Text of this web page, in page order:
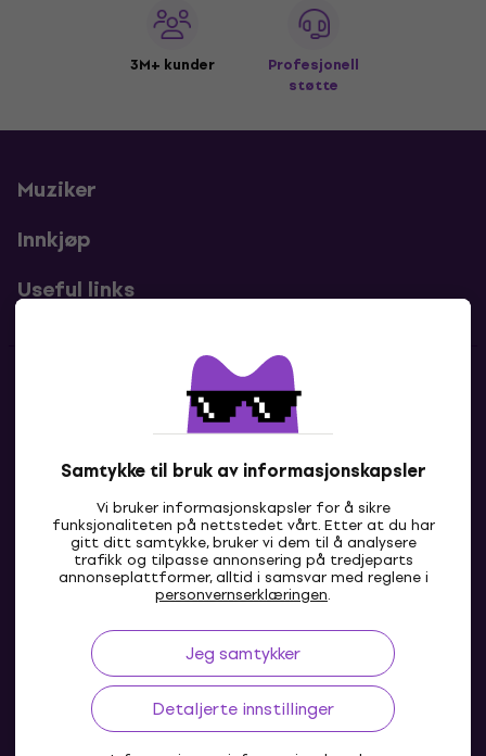
Samtykke til bruk av informasjonskapsler
Vi bruker informasjonskapsler for å sikre
funksjonaliteten på nettstedet vårt. Etter at du har
gitt ditt samtykke, bruker vi dem til å analysere
trafikk og tilpasse annonsering på tredjeparts
annonseplattformer, alltid i samsvar med reglene i
personvernserklæringen.
Jeg samtykker
Detaljerte innstillinger
3M+ kunder
Profesjonell
støtte
Muziker
Innkjøp
Useful links
Kontakter
Kontakt oss
NO